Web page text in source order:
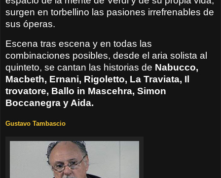
surgen en torbellino las pasiones irrefrenables de
sus óperas.
Escena tras escena y en todas las
combinaciones posibles, desde el aria solista al
quinteto, se cantan las historias de Nabucco,
Macbeth, Ernani, Rigoletto, La Traviata, Il
trovatore, Ballo in Mascehra, Simon
Boccanegra y Aida.
Gustavo Tambascio